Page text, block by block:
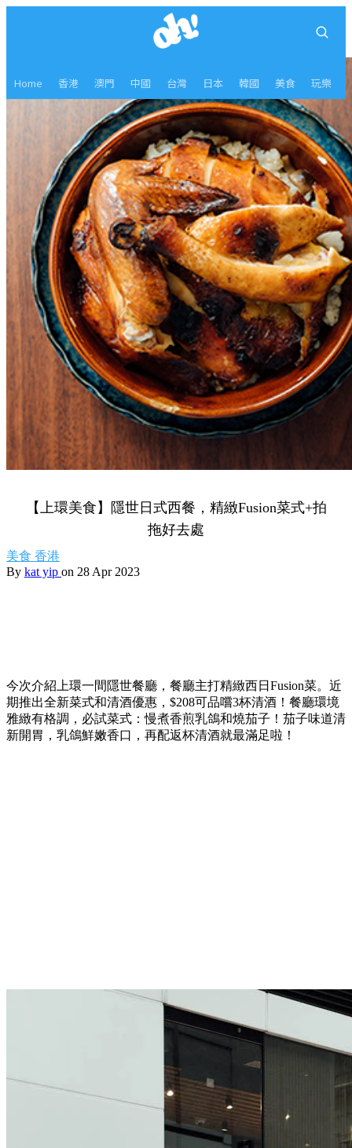
Home 香港 澳門 中國 台灣 日本 韓國 美食 玩樂
【上環美食】隱世日式西餐，精緻Fusion菜式+拍
拖好去處
美食 香港
By kat yip on 28 Apr 2023
今次介紹上環一間隱世餐廳，餐廳主打精緻西日Fusion菜。近
期推出全新菜式和清酒優惠， $208可品嚐3杯清酒！餐廳環境
雅緻有格調，必試菜式：慢煮香煎乳鴿和燒茄子！茄子味道清
新開胃，乳鴿鮮嫩香口，再配返杯清酒就最滿足啦！